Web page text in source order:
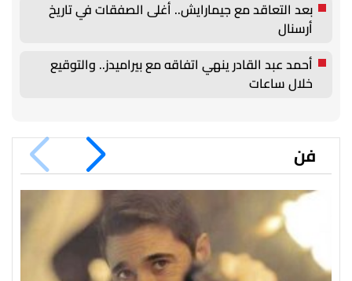
بعد التعاقد مع جيمارايش.. أغلى الصفقات في تاريخ
أرسنال
أحمد عبد القادر ينهي اتفاقه مع بيراميدز.. والتوقيع
خلال ساعات
فن